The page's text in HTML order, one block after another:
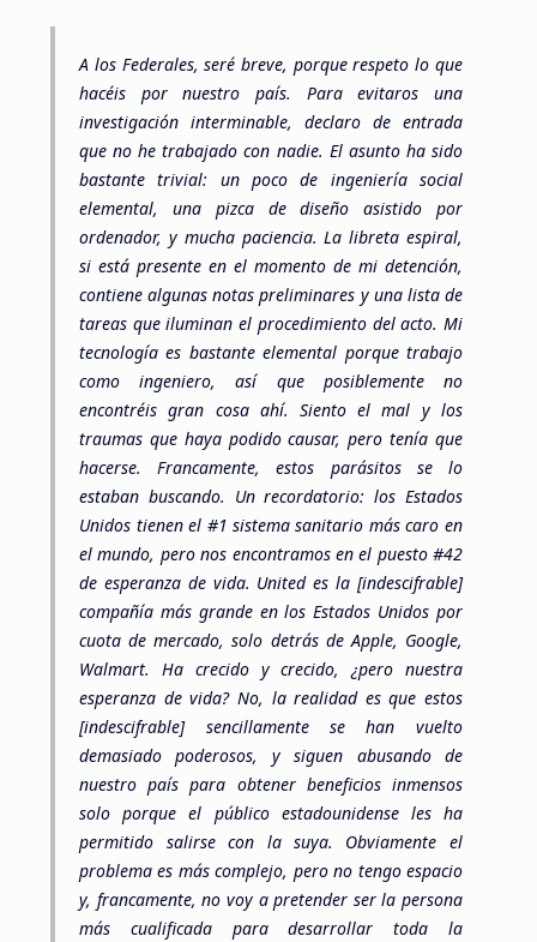
A los Federales, seré breve, porque respeto lo que
hacéis por nuestro país. Para evitaros una
investigación interminable, declaro de entrada
que no he trabajado con nadie. El asunto ha sido
bastante trivial: un poco de ingeniería social
elemental, una pizca de diseño asistido por
ordenador, y mucha paciencia. La libreta espiral,
si está presente en el momento de mi detención,
contiene algunas notas preliminares y una lista de
tareas que iluminan el procedimiento del acto. Mi
tecnología es bastante elemental porque trabajo
como ingeniero, así que posiblemente no
encontréis gran cosa ahí. Siento el mal y los
traumas que haya podido causar, pero tenía que
hacerse. Francamente, estos parásitos se lo
estaban buscando. Un recordatorio: los Estados
Unidos tienen el #1 sistema sanitario más caro en
el mundo, pero nos encontramos en el puesto #42
de esperanza de vida. United es la [indescifrable]
compañía más grande en los Estados Unidos por
cuota de mercado, solo detrás de Apple, Google,
Walmart. Ha crecido y crecido, ¿pero nuestra
esperanza de vida? No, la realidad es que estos
[indescifrable] sencillamente se han vuelto
demasiado poderosos, y siguen abusando de
nuestro país para obtener beneficios inmensos
solo porque el público estadounidense les ha
permitido salirse con la suya. Obviamente el
problema es más complejo, pero no tengo espacio
y, francamente, no voy a pretender ser la persona
más cualificada para desarrollar toda la